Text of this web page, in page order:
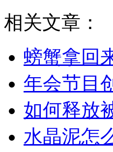
相关文章：
螃蟹拿回
年会节目
如何释放
水晶泥怎